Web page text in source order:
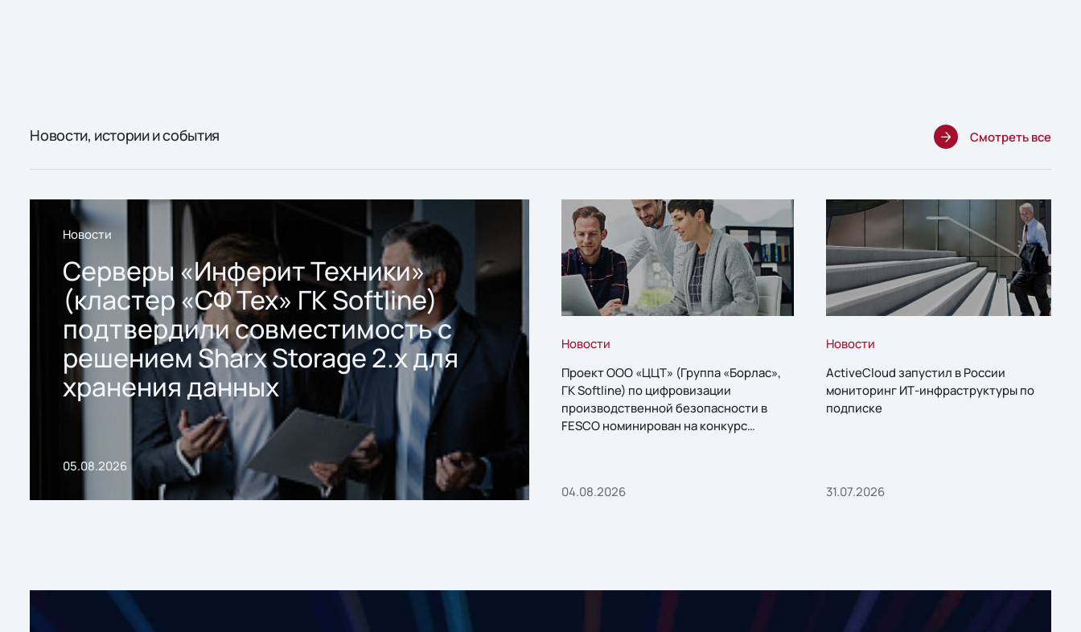
Новости, истории и события Смотреть все
Новости
Серверы «Инферит Техники»
(кластер «СФ Тех» ГК Softline)
подтвердили совместимость с
решением Sharx Storage 2.x для
хранения данных
05.08.2026
Новости
Проект ООО «ЦЦТ» (Группа «Борлас»,
ГК Softline) по цифровизации
производственной безопасности в
FESCO номинирован на конкурс
04.08.2026
Новости
ActiveCloud запустил в России
мониторинг ИТ-инфраструктуры по
подписке
31.07.2026